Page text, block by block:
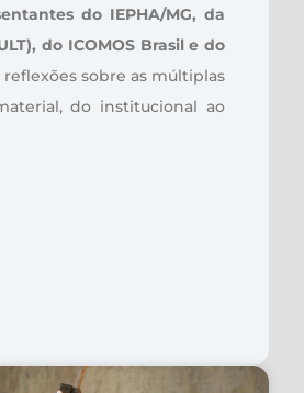
do IEPHA/MG, da
do ICOMOS Brasil e do
sobre as múltiplas
do institucional ao